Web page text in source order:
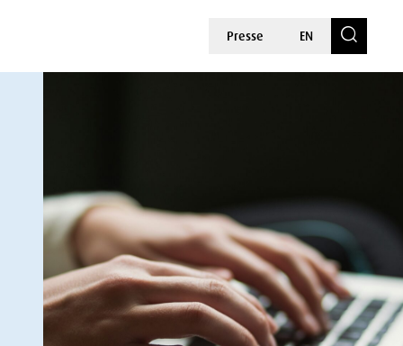
Presse EN